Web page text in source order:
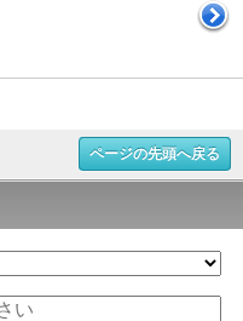
ページの先頭へ戻る